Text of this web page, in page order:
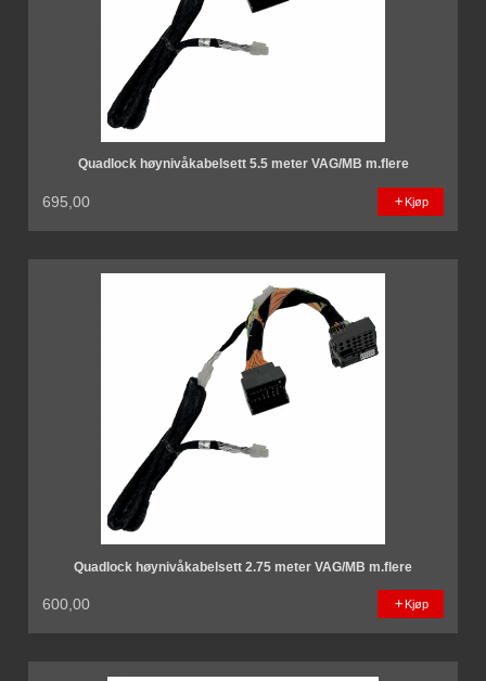
Quadlock høynivåkabelsett 5.5 meter VAG/MB m.flere
695,00 Kjøp
Quadlock høynivåkabelsett 2.75 meter VAG/MB m.flere
600,00 Kjøp